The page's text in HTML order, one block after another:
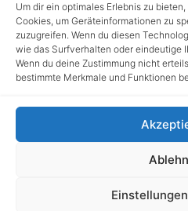
Um dir ein optimales Erlebnis zu
Cookies, um Geräteinformationen zu
zuzugreifen. Wenn du diesen
wie das Surfverhalten oder eindeutige
Wenn du deine Zustimmung nicht
bestimmte Merkmale und Funktionen
lesen, so habe ich als kleiner
die richtigen und wichtigen Texte
Kath. Grundschule an der